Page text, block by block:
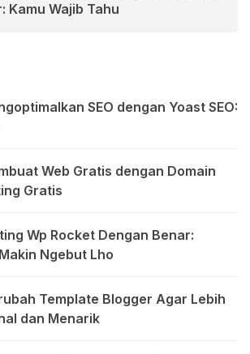
Kamu Wajib Tahu
SEO dengan Yoast SEO:
Web Gratis dengan Domain
Gratis
Wp Rocket Dengan Benar:
Ngebut Lho
Template Blogger Agar Lebih
dan Menarik